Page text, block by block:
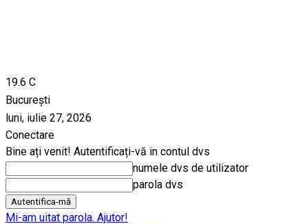
19.6 C
București
luni, iulie 27, 2026
Conectare
Bine ați venit! Autentificați-vă in contul dvs
numele dvs de utilizator
parola dvs
Mi-am uitat parola. Ajutor!